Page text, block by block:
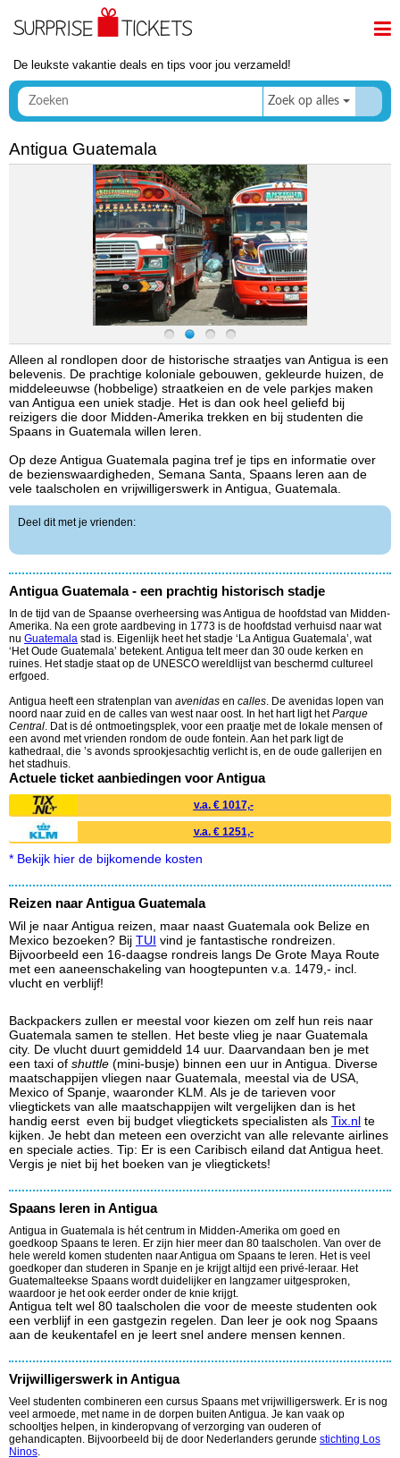
De leukste vakantie deals en tips voor jou verzameld!
Zoek op alles
Antigua Guatemala
Alleen al rondlopen door de historische straatjes van Antigua is een
belevenis. De prachtige koloniale gebouwen, gekleurde huizen, de
middeleeuwse (hobbelige) straatkeien en de vele parkjes maken
van Antigua een uniek stadje. Het is dan ook heel geliefd bij
reizigers die door Midden-Amerika trekken en bij studenten die
Spaans in Guatemala willen leren.
Op deze Antigua Guatemala pagina tref je tips en informatie over
de bezienswaardigheden, Semana Santa, Spaans leren aan de
vele taalscholen en vrijwilligerswerk in Antigua, Guatemala.
Deel dit met je vrienden:
Antigua Guatemala - een prachtig historisch stadje
In de tijd van de Spaanse overheersing was Antigua de hoofdstad van Midden-
Amerika. Na een grote aardbeving in 1773 is de hoofdstad verhuisd naar wat
nu Guatemala stad is. Eigenlijk heet het stadje ‘La Antigua Guatemala’, wat
‘Het Oude Guatemala’ betekent. Antigua telt meer dan 30 oude kerken en
ruines. Het stadje staat op de UNESCO wereldlijst van beschermd cultureel
erfgoed.
Antigua heeft een stratenplan van avenidas en calles. De avenidas lopen van
noord naar zuid en de calles van west naar oost. In het hart ligt hetParque
Central. Dat is dé ontmoetingsplek, voor een praatje met de lokale mensen of
een avond met vrienden rondom de oude fontein. Aan het park ligt de
kathedraal, die ’s avonds sprookjesachtig verlicht is, en de oude gallerijen en
het stadhuis.
Actuele ticket aanbiedingen voor Antigua
v.a. € 1017,-
v.a. € 1251,-
* Bekijk hier de bijkomende kosten
Reizen naar Antigua Guatemala
Wil je naar Antigua reizen, maar naast Guatemala ook Belize en
Mexico bezoeken? Bij TUI vind je fantastische rondreizen.
Bijvoorbeeld een 16-daagse rondreis langs De Grote Maya Route
met een aaneenschakeling van hoogtepunten v.a. 1479,- incl.
vlucht en verblijf!
Backpackers zullen er meestal voor kiezen om zelf hun reis naar
Guatemala samen te stellen. Het beste vlieg je naar Guatemala
city. De vlucht duurt gemiddeld 14 uur. Daarvandaan ben je met
een taxi of shuttle (mini-busje) binnen een uur in Antigua. Diverse
maatschappijen vliegen naar Guatemala, meestal via de USA,
Mexico of Spanje, waaronder KLM. Als je de tarieven voor
vliegtickets van alle maatschappijen wilt vergelijken dan is het
handig eerst even bij budget vliegtickets specialisten als Tix.nl te
kijken. Je hebt dan meteen een overzicht van alle relevante airlines
en speciale acties. Tip: Er is een Caribisch eiland dat Antigua heet.
Vergis je niet bij het boeken van je vliegtickets!
Spaans leren in Antigua
Antigua in Guatemala is hét centrum in Midden-Amerika om goed en
goedkoop Spaans te leren. Er zijn hier meer dan 80 taalscholen. Van over de
hele wereld komen studenten naar Antigua om Spaans te leren. Het is veel
goedkoper dan studeren in Spanje en je krijgt altijd een privé-leraar. Het
Guatemalteekse Spaans wordt duidelijker en langzamer uitgesproken,
waardoor je het ook eerder onder de knie krijgt.
Antigua telt wel 80 taalscholen die voor de meeste studenten ook
een verblijf in een gastgezin regelen. Dan leer je ook nog Spaans
aan de keukentafel en je leert snel andere mensen kennen.
Vrijwilligerswerk in Antigua
Veel studenten combineren een cursus Spaans met vrijwilligerswerk. Er is nog
veel armoede, met name in de dorpen buiten Antigua. Je kan vaak op
schooltjes helpen, in kinderopvang of verzorging van ouderen of
gehandicapten. Bijvoorbeeld bij de door Nederlanders gerunde stichting Los
Ninos.